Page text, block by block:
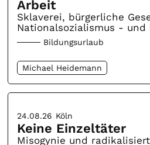
Arbeit
Sklaverei, bürgerliche
Nationalsozialismus - und
Bildungsurlaub
Michael Heidemann
24.08.26 Köln
Keine Einzeltäter
Misogynie und